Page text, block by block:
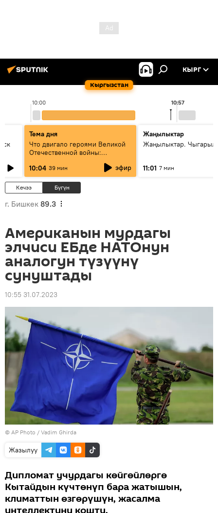
Кыргызстан
КЫРГ
10:00 10:57
Тема дня
Что двигало героями Великой
Отечественной войны:
Тулебердиева
10:04 39 мин эфир
Жаңылыктар
Жаңылыктар.
11:01 7 мин
Кечээ Бүгүн
г. Бишкек 89.3
Американын мурдагы
элчиси ЕБде НАТОнун
аналогун түзүүнү
сунуштады
10:55 31.07.2023
© AP Photo / Vadim Ghirda
Жазылуу
Дипломат учурдагы көйгөйлөргө
Кытайдын күчтөнүп бара жатышын,
климаттын өзгөрүшүн, жасалма